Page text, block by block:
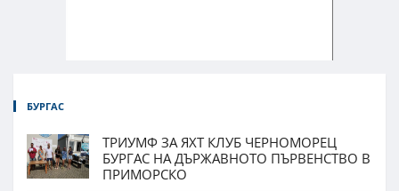
БУРГАС
ТРИУМФ ЗА ЯХТ КЛУБ ЧЕРНОМОРЕЦ
БУРГАС НА ДЪРЖАВНОТО ПЪРВЕНСТВО В
ПРИМОРСКО